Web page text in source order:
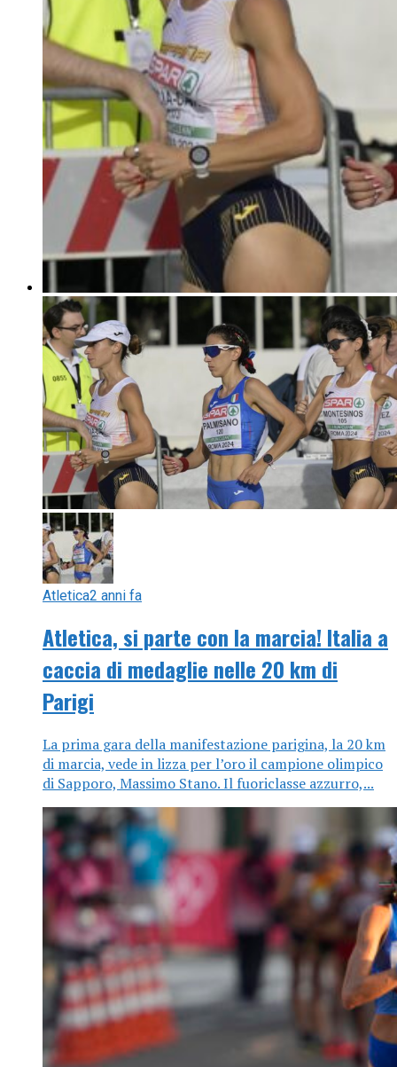
Atletica2 anni fa
Atletica, si parte con la marcia! Italia a
caccia di medaglie nelle 20 km di
Parigi
La prima gara della manifestazione parigina, la 20 km
di marcia, vede in lizza per l’oro il campione olimpico
di Sapporo, Massimo Stano. Il fuoriclasse azzurro,...